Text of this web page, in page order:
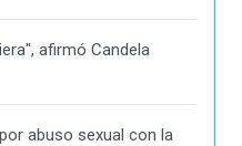
afirmó Candela
abuso sexual con la